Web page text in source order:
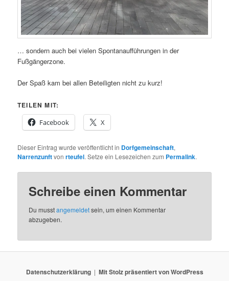
… sondern auch bei vielen Spontanaufführungen in der
Fußgängerzone.
Der Spaß kam bei allen Beteiligten nicht zu kurz!
TEILEN MIT:
Facebook
X
Dieser Eintrag wurde veröffentlicht in Dorfgemeinschaft,
Narrenzunftvonrteufel. Setze ein Lesezeichen zum Permalink.
Schreibe einen Kommentar
Du musstangemeldetsein, um einen Kommentar
abzugeben.
Datenschutzerklärung Mit Stolz präsentiert von WordPress